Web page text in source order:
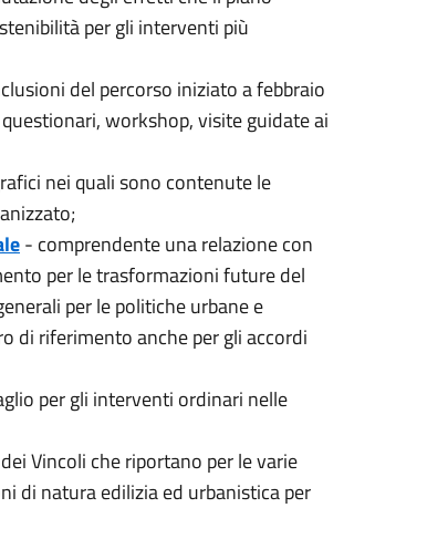
per gli interventi più
del percorso iniziato a febbraio
workshop, visite guidate ai
nei quali sono contenute le
- comprendente una relazione con
per le trasformazioni future del
per le politiche urbane e
di riferimento anche per gli accordi
per gli interventi ordinari nelle
Vincoli che riportano per le varie
di natura edilizia ed urbanistica per